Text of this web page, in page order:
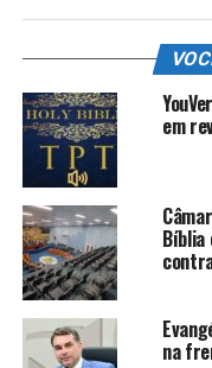
em
na